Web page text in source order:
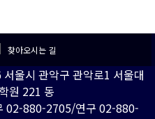
찾아오시는 길
울시 관악구 관악로1 서울대
원 221 동
02-880-2705/연구 02-880-